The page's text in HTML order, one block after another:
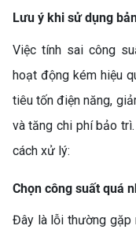
Lưu ý khi sử dụng
Việc tính sai công
hoạt động kém hiệu
tiêu tốn điện năng,
và tăng chi phí bảo
cách xử lý:
Chọn công suất quá
Đây là lỗi thường gặp